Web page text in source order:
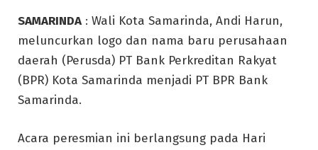
SAMARINDA : Wali Kota Samarinda, Andi Harun,
meluncurkan logo dan nama baru perusahaan
daerah (Perusda) PT Bank Perkreditan Rakyat
(BPR) Kota Samarinda menjadi PT BPR Bank
Samarinda.
Acara peresmian ini berlangsung pada Hari